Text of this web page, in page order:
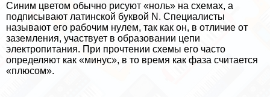
Синим цветом обычно рисуют «ноль» на схемах, а
подписывают латинской буквой N. Специалисты
называют его рабочим нулем, так как он, в отличие от
заземления, участвует в образовании цепи
электропитания. При прочтении схемы его часто
определяют как «минус», в то время как фаза считается
«плюсом».